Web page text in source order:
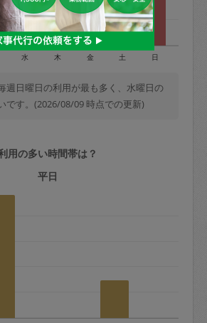
〜実施時間＝依頼金額の100%
額
による当日キャンセル＝依頼
＋交通費全額
キャンセルする場合、毎週定
まで隔週定期は月1回までキャ
発生しません。それ以上はキ
を参照くださ
水 木 金 土 日
週日曜日の利用が最も多く、水曜日の
です。(2026/08/09 時点での更新)
用の多い時間帯は？
平日